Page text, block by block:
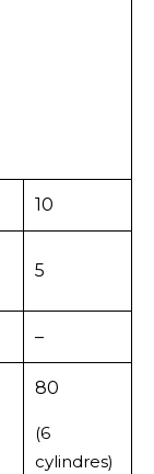
10
5
–
80
(6
cylindres)